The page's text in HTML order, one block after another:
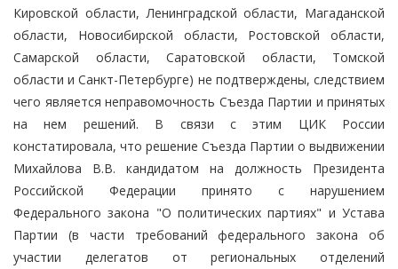
Кировской области, Ленинградской области, Магаданской
области, Новосибирской области, Ростовской области,
Самарской области, Саратовской области, Томской
области и Санкт-Петербурге) не подтверждены, следствием
чего является неправомочность Съезда Партии и принятых
на нем решений. В связи с этим ЦИК России
констатировала, что решение Съезда Партии о выдвижении
Михайлова В.В. кандидатом на должность Президента
Российской Федерации принято с нарушением
Федерального закона "О политических партиях" и Устава
Партии (в части требований федерального закона об
участии делегатов от региональных отделений